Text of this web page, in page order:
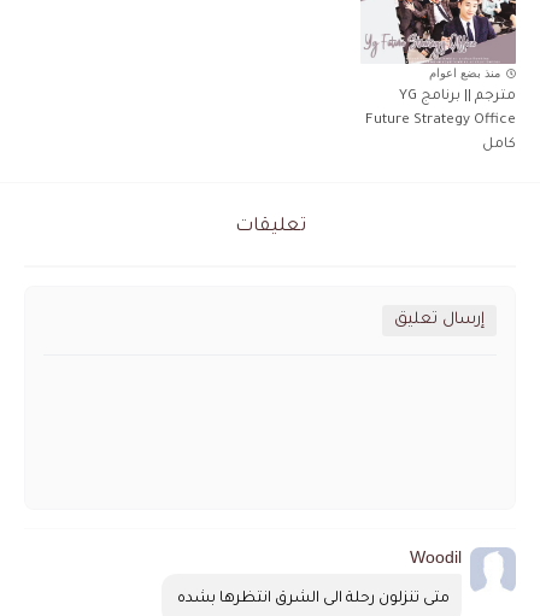
منذ بضع اعوام
مترجم || برنامج YG
Future Strategy Office
كامل
تعليقات
إرسال تعليق
Woodil
متى تنزلون رحلة الى الشرق انتظرها بشده